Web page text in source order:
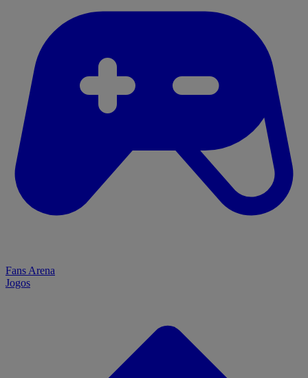
Fans Arena
Jogos